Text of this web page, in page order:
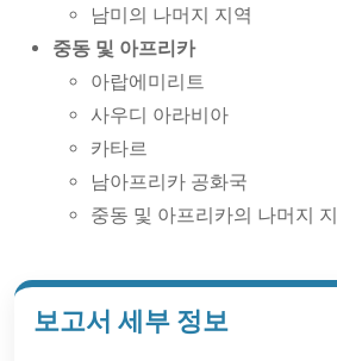
남미의 나머지 지역
중동 및 아프리카
아랍에미리트
사우디 아라비아
카타르
남아프리카 공화국
중동 및 아프리카의 나머지 지
보고서 세부 정보